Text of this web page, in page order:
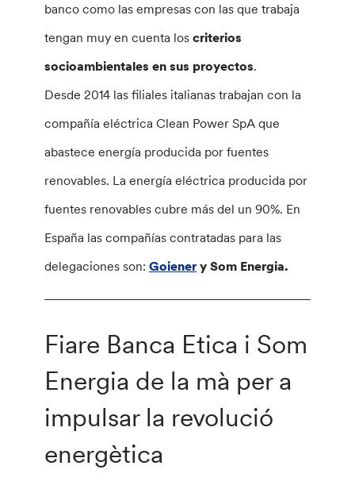
banco como las empresas con las que trabaja
tengan muy en cuenta loscriterios
socioambientales en sus proyectos.
Desde 2014 las filiales italianas trabajan con la
compañía eléctrica Clean Power SpA que
abastece energía producida por fuentes
renovables. La energía eléctrica producida por
fuentes renovables cubre más del un 90%. En
España las compañías contratadas para las
delegaciones son:Goiener y Som Energia.
Fiare Banca Etica i Som
Energia de la mà per a
impulsar la revolució
energètica